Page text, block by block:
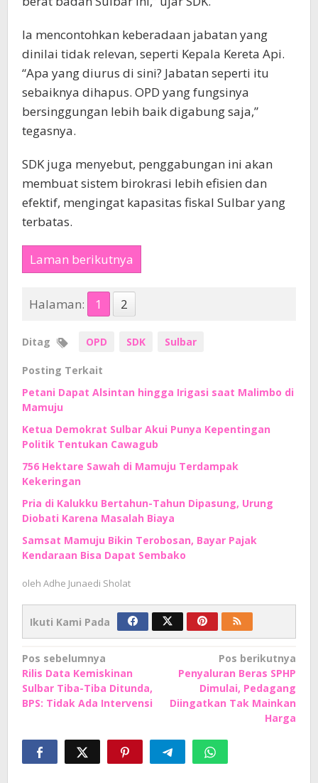
Ia mencontohkan keberadaan jabatan yang
dinilai tidak relevan, seperti Kepala Kereta Api.
“Apa yang diurus di sini? Jabatan seperti itu
sebaiknya dihapus. OPD yang fungsinya
bersinggungan lebih baik digabung saja,”
tegasnya.
SDK juga menyebut, penggabungan ini akan
membuat sistem birokrasi lebih efisien dan
efektif, mengingat kapasitas fiskal Sulbar yang
terbatas.
Laman berikutnya
Halaman: 1 2
Ditag OPD SDK Sulbar
Posting Terkait
Petani Dapat Alsintan hingga Irigasi saat Malimbo di
Mamuju
Ketua Demokrat Sulbar Akui Punya Kepentingan
Politik Tentukan Cawagub
756 Hektare Sawah di Mamuju Terdampak
Kekeringan
Pria di Kalukku Bertahun-Tahun Dipasung, Urung
Diobati Karena Masalah Biaya
Samsat Mamuju Bikin Terobosan, Bayar Pajak
Kendaraan Bisa Dapat Sembako
oleh Adhe Junaedi Sholat
Ikuti Kami Pada
Navigasi
pos
Pos sebelumnya
Rilis Data Kemiskinan
Sulbar Tiba-Tiba Ditunda,
BPS: Tidak Ada Intervensi
Pos berikutnya
Penyaluran Beras SPHP
Dimulai, Pedagang
Diingatkan Tak Mainkan
Harga